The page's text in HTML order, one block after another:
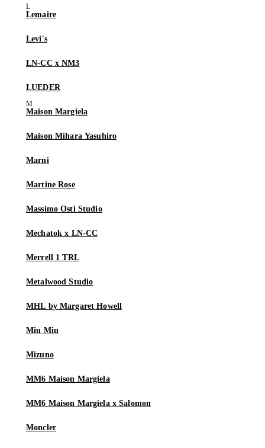
Lemaire
Levi's
LN-CC x NM3
LUEDER
Maison Margiela
Maison Mihara Yasuhiro
Marni
Martine Rose
Massimo Osti Studio
Mechatok x LN-CC
Merrell 1 TRL
Metalwood Studio
MHL by Margaret Howell
Miu Miu
Mizuno
MM6 Maison Margiela
MM6 Maison Margiela x Salomon
Moncler